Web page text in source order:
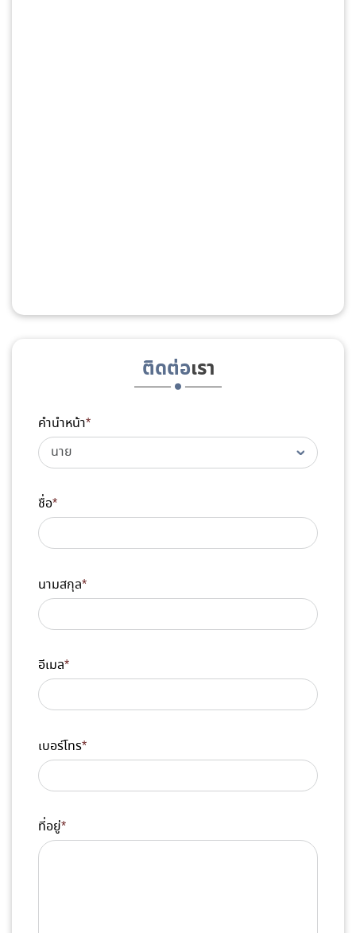
ติดต่อเรา
คำนำหน้า*
ชื่อ*
นามสกุล*
อีเมล*
เบอร์โทร*
ที่อยู่*